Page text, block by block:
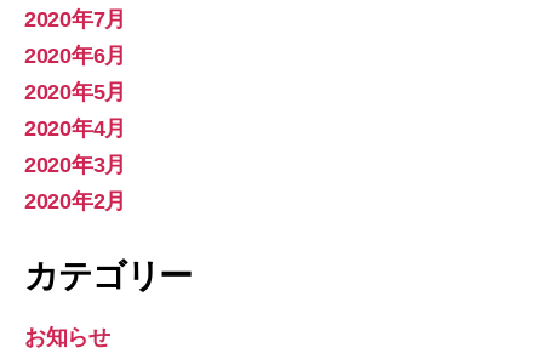
2020年7月
2020年6月
2020年5月
2020年4月
2020年3月
2020年2月
カテゴリー
お知らせ